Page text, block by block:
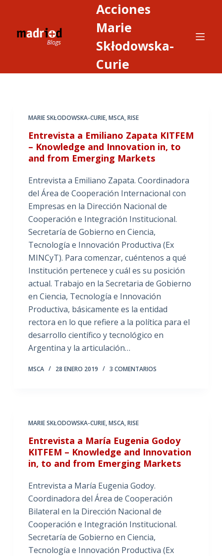
r
Acciones
Marie
Skłodowska-
Curie
MARIE SKŁODOWSKA-CURIE,MSCA,RISE
Entrevista a Emiliano Zapata KITFEM
– Knowledge and Innovation in, to
and from Emerging Markets
Entrevista a Emiliano Zapata. Coordinadora
del Área de Cooperación Internacional con
Empresas en la Dirección Nacional de
Cooperación e Integración Institucional.
Secretaría de Gobierno en Ciencia,
Tecnología e Innovación Productiva (Ex
MINCyT). Para comenzar, cuéntenos a qué
Institución pertenece y cuál es su posición
actual. Trabajo en la Secretaria de Gobierno
en Ciencia, Tecnología e Innovación
Productiva, básicamente es la entidad
rectora en lo que refiere a la política para el
desarrollo científico y tecnológico en
Argentina y la articulación…
MSCA 28 ENERO 2019 3 COMENTARIOS
MARIE SKŁODOWSKA-CURIE,MSCA,RISE
Entrevista a María Eugenia Godoy
KITFEM – Knowledge and Innovation
in, to and from Emerging Markets
Entrevista a María Eugenia Godoy.
Coordinadora del Área de Cooperación
Bilateral en la Dirección Nacional de
Cooperación e Integración Institucional.
Secretaría de Gobierno en Ciencia,
Tecnología e Innovación Productiva (Ex